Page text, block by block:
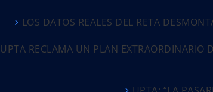
LOS DATOS REALES DEL RETA
UPTA RECLAMA UN PLAN EXTRAORDINARIO